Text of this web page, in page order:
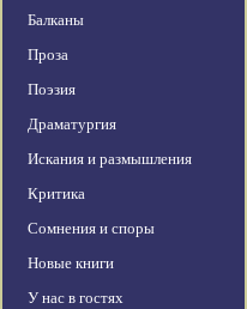
Балканы
Проза
Поэзия
Драматургия
Искания и размышления
Критика
Сомнения и споры
Новые книги
У нас в гостях